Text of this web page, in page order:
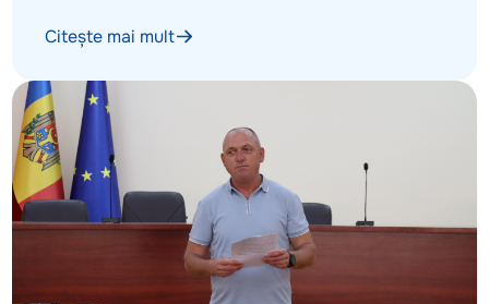
Citește mai mult